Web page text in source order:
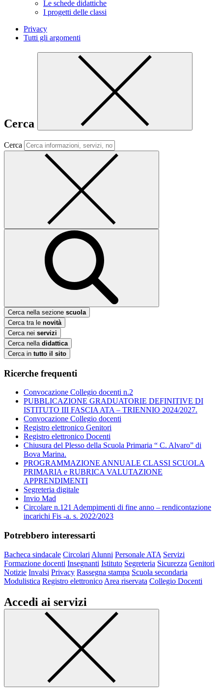
Le schede didattiche
I progetti delle classi
Privacy
Tutti gli argomenti
Cerca
Cerca
Cerca nella sezione scuola
Cerca tra le novità
Cerca nei servizi
Cerca nella didattica
Cerca in tutto il sito
Ricerche frequenti
Convocazione Collegio docenti n.2
PUBBLICAZIONE GRADUATORIE DEFINITIVE DI
ISTITUTO III FASCIA ATA – TRIENNIO 2024/2027.
Convocazione Collegio docenti
Registro elettronico Genitori
Registro elettronico Docenti
Chiusura del Plesso della Scuola Primaria “ C. Alvaro” di
Bova Marina.
PROGRAMMAZIONE ANNUALE CLASSI SCUOLA
PRIMARIA e RUBRICA VALUTAZIONE
APPRENDIMENTI
Segreteria digitale
Invio Mad
Circolare n.121 Adempimenti di fine anno – rendicontazione
incarichi Fis -a. s. 2022/2023
Potrebbero interessarti
Bacheca sindacale Circolari Alunni Personale ATA Servizi
Formazione docenti Insegnanti Istituto Segreteria Sicurezza Genitori
Notizie Invalsi Privacy Rassegna stampa Scuola secondaria
Modulistica Registro elettronico Area riservata Collegio Docenti
Accedi ai servizi